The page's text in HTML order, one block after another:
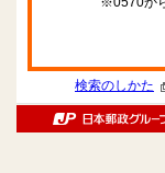
検索のしかた